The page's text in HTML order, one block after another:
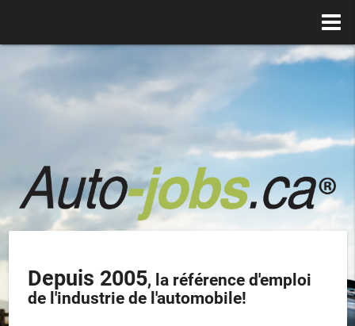
Depuis 2005, la référence d'emploi
de l'industrie de l'automobile!